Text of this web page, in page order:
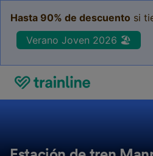
Hasta 90% de descuento si
Verano Joven 2026 🏖️